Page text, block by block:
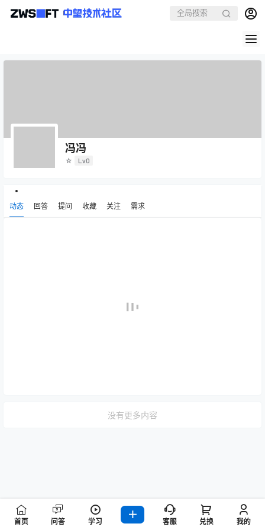
冯冯
☆ Lv0
动态 回答 提问 收藏 关注 需求
没有更多内容
首页 问答 学习 客服 兑换 我的